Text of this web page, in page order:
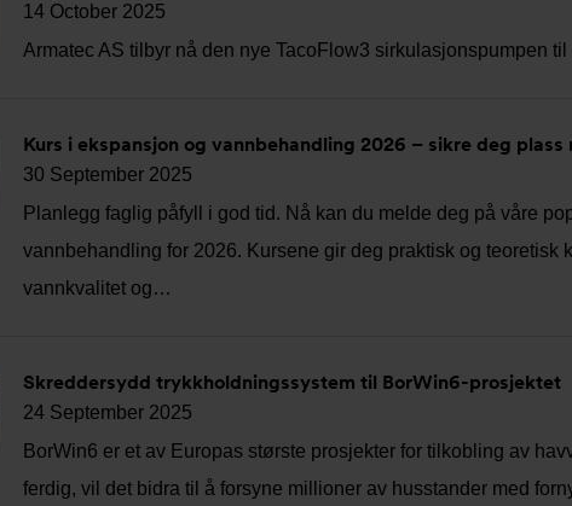
14 October 2025
Armatec AS tilbyr nå den nye TacoFlow3 sirkulasjonspumpen til
Kurs i ekspansjon og vannbehandling 2026 – sikre deg plass
30 September 2025
Planlegg faglig påfyll i god tid. Nå kan du melde deg på våre
vannbehandling for 2026. Kursene gir deg praktisk og teoretisk
vannkvalitet og…
Skreddersydd trykkholdningssystem til BorWin6-prosjektet
24 September 2025
BorWin6 er et av Europas største prosjekter for tilkobling av
ferdig, vil det bidra til å forsyne millioner av husstander med